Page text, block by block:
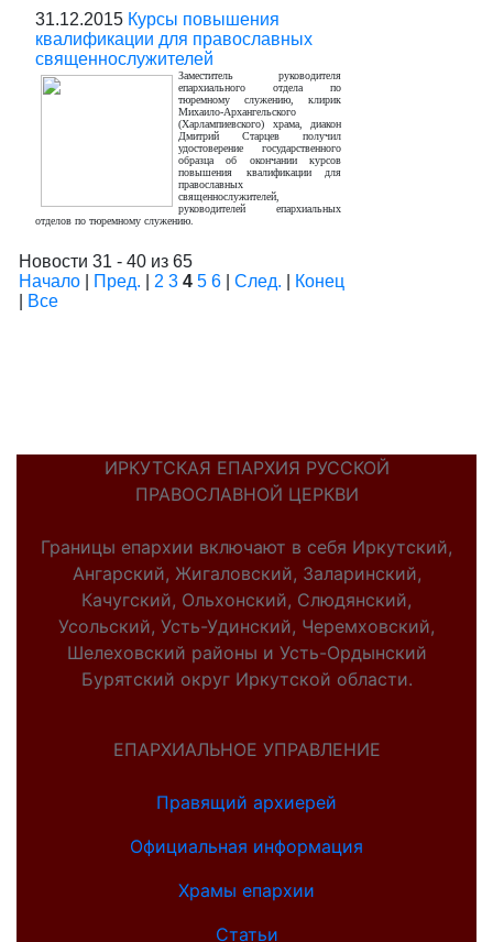
31.12.2015 Курсы повышения
квалификации для православных
священнослужителей
Заместитель руководителя
епархиального отдела по
тюремному служению, клирик
Михаило-Архангельского
(Харлампиевского) храма, диакон
Дмитрий Старцев получил
удостоверение государственного
образца об окончании курсов
повышения квалификации для
православных
священнослужителей,
руководителей епархиальных
отделов по тюремному служению.
Новости 31 - 40 из 65
Начало
Пред. 2 3 4 5 6 След.
Конец
Все
ИРКУТСКАЯ ЕПАРХИЯ РУССКОЙ
ПРАВОСЛАВНОЙ ЦЕРКВИ
Границы епархии включают в себя Иркутский,
Ангарский, Жигаловский, Заларинский,
Качугский, Ольхонский, Слюдянский,
Усольский, Усть-Удинский, Черемховский,
Шелеховский районы и Усть-Ордынский
Бурятский округ Иркутской области.
ЕПАРХИАЛЬНОЕ УПРАВЛЕНИЕ
Правящий архиерей
Официальная информация
Храмы епархии
Статьи